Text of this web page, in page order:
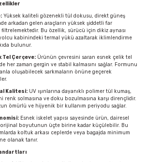
Yüksek kaliteli gözenekli tül dokusu, direkt güneş
arkadan gelen araçların yüksek şiddetli far
filtrelemektedir. Bu özellik, sürücü için dikiz aynası
kabinindeki termal yükü azaltarak iklimlendirme
bulunur.
Tel Çerçeve: Ürünün çevresini saran esnek çelik tel
her zaman gergin ve stabil kalmasını sağlar. Formunu
oluşabilecek sarkmaların önüne geçerek
Kalitesi: UV ışınlarına dayanıklı polimer tül kumaş,
renk solmasına ve doku bozulmasına karşı dirençlidir.
ömürlü ve hijyenik bir kullanım periyodu sağlar.
Esnek iskelet yapısı sayesinde ürün, dairesel
boyutunun üçte birine kadar küçülebilir. Bu
koltuk arkası ceplerde veya bagajda minimum
olanak tanır.